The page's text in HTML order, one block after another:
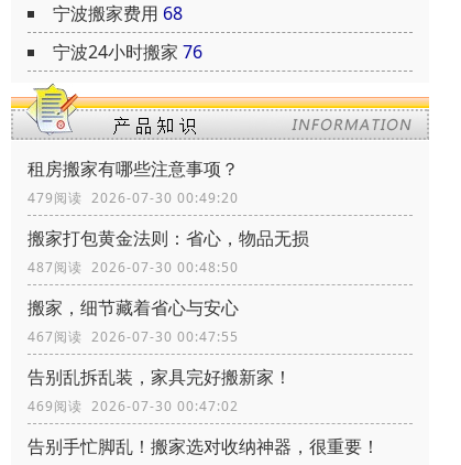
宁波搬家费用 68
宁波24小时搬家 76
租房搬家有哪些注意事项？
479阅读 2026-07-30 00:49:20
搬家打包黄金法则：省心，物品无损
487阅读 2026-07-30 00:48:50
搬家，细节藏着省心与安心
467阅读 2026-07-30 00:47:55
告别乱拆乱装，家具完好搬新家！
469阅读 2026-07-30 00:47:02
告别手忙脚乱！搬家选对收纳神器，很重要！